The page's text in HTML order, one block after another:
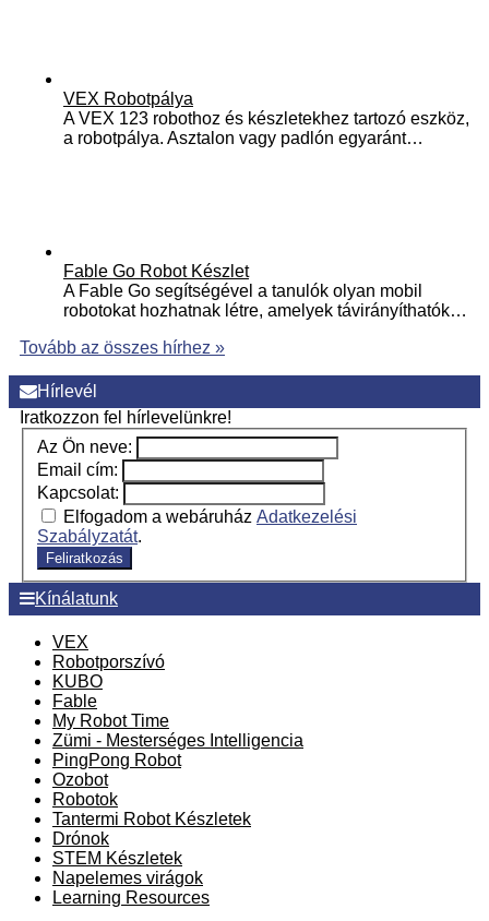
VEX Robotpálya
A VEX 123 robothoz és készletekhez tartozó eszköz,
a robotpálya. Asztalon vagy padlón egyaránt…
Fable Go Robot Készlet
A Fable Go segítségével a tanulók olyan mobil
robotokat hozhatnak létre, amelyek távirányíthatók…
Tovább az összes hírhez »
Hírlevél
Iratkozzon fel hírlevelünkre!
Az Ön neve:
Email cím:
Kapcsolat:
Elfogadom a webáruház Adatkezelési
Szabályzatát.
Feliratkozás
Kínálatunk
VEX
Robotporszívó
KUBO
Fable
My Robot Time
Zümi - Mesterséges Intelligencia
PingPong Robot
Ozobot
Robotok
Tantermi Robot Készletek
Drónok
STEM Készletek
Napelemes virágok
Learning Resources